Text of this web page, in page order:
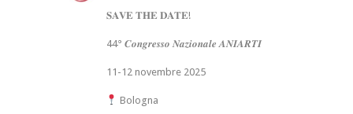
𝐒𝐀𝐕𝐄 𝐓𝐇𝐄 𝐃𝐀𝐓𝐄!
44° 𝑪𝒐𝒏𝒈𝒓𝒆𝒔𝒔𝒐 𝑵𝒂𝒛𝒊𝒐𝒏𝒂𝒍𝒆 𝑨𝑵𝑰𝑨𝑹𝑻𝑰
11-12 novembre 2025
Bologna